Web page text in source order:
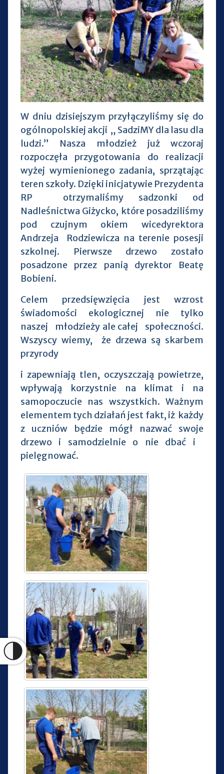
W dniu dzisiejszym przyłączyliśmy się do
ogólnopolskiej akcji „ SadziMY dla lasu dla
ludzi.” Nasza młodzież już wczoraj
rozpoczęła przygotowania do realizacji
wyżej wymienionego zadania, sprzątając
teren szkoły. Dzięki inicjatywie Prezydenta
RP otrzymaliśmy sadzonki od
Nadleśnictwa Giżycko, które posadziliśmy
pod czujnym okiem wicedyrektora
Andrzeja Rodziewicza na terenie posesji
szkolnej. Pierwsze drzewo zostało
posadzone przez panią dyrektor Beatę
Bobieni.
Celem przedsięwzięcia jest wzrost
świadomości ekologicznej nie tylko
naszej młodzieży ale całej społeczności.
Wszyscy wiemy, że drzewa są skarbem
przyrody
i zapewniają tlen, oczyszczają powietrze,
wpływają korzystnie na klimat i na
samopoczucie nas wszystkich. Ważnym
elementem tych działań jest fakt, iż każdy
z uczniów będzie mógł nazwać swoje
drzewo i samodzielnie o nie dbać i
pielęgnować.